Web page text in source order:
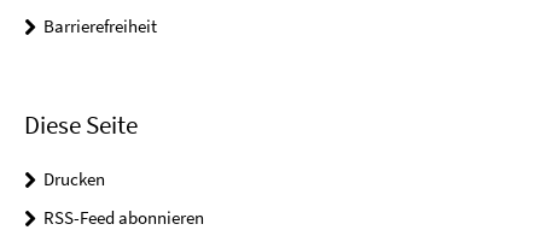
Barrierefreiheit
Diese Seite
Drucken
RSS-Feed abonnieren